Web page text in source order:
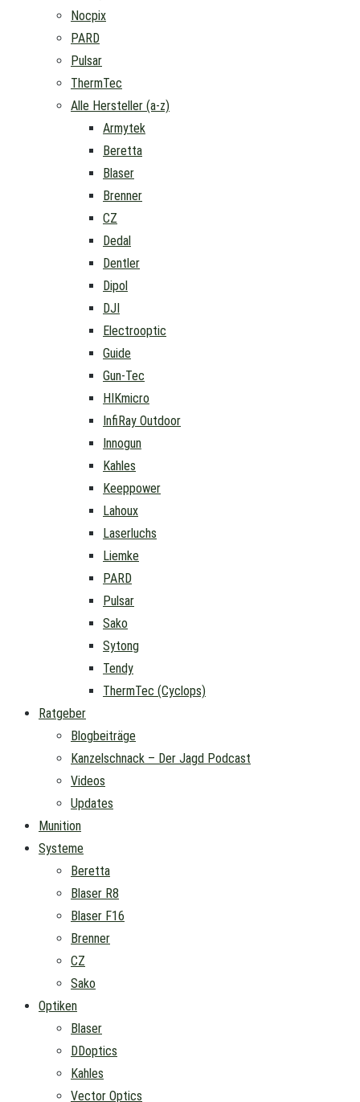
Nocpix
PARD
Pulsar
ThermTec
Alle Hersteller (a-z)
Armytek
Beretta
Blaser
Brenner
CZ
Dedal
Dentler
Dipol
DJI
Electrooptic
Guide
Gun-Tec
HIKmicro
InfiRay Outdoor
Innogun
Kahles
Keeppower
Lahoux
Laserluchs
Liemke
PARD
Pulsar
Sako
Sytong
Tendy
ThermTec (Cyclops)
Ratgeber
Blogbeiträge
Kanzelschnack – Der Jagd Podcast
Videos
Updates
Munition
Systeme
Beretta
Blaser R8
Blaser F16
Brenner
CZ
Sako
Optiken
Blaser
DDoptics
Kahles
Vector Optics